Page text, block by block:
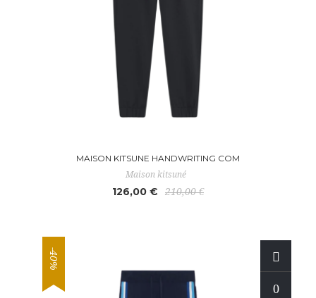
MAISON KITSUNE HANDWRITING COM
Maison kitsuné
126,00 € 210,00 €
-40%